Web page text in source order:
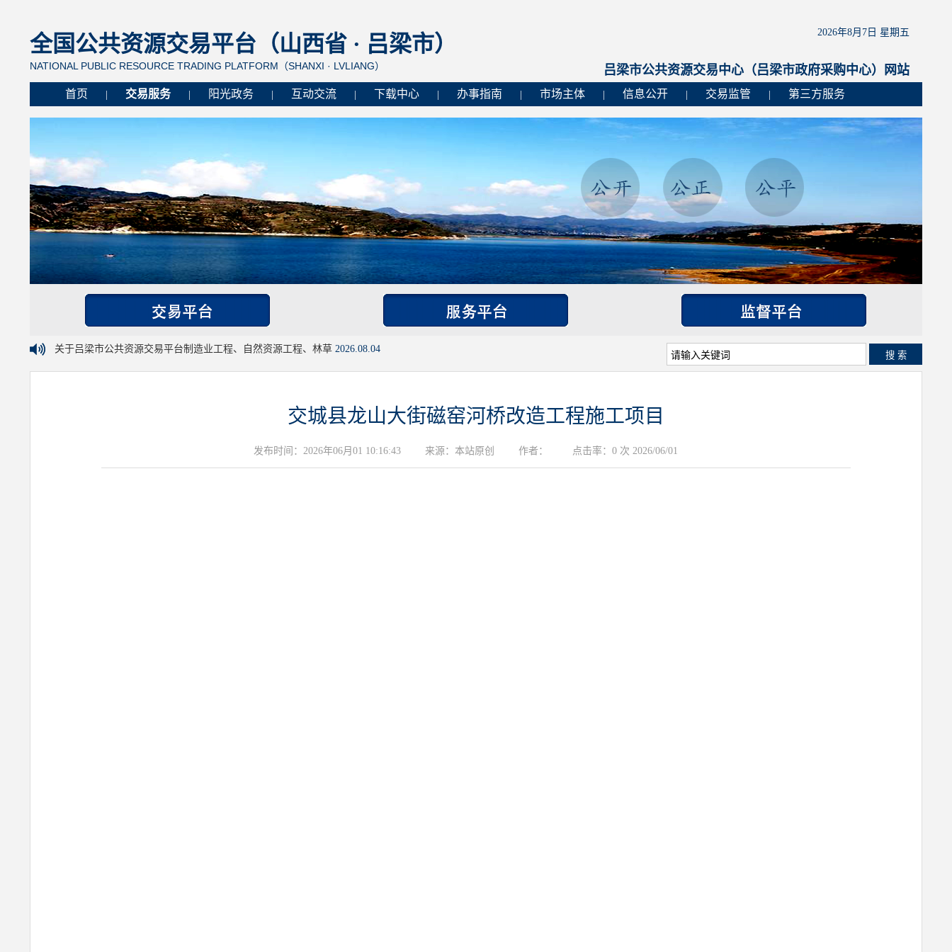
全国公共资源交易平台（山西省 · 吕梁市）
NATIONAL PUBLIC RESOURCE TRADING PLATFORM（SHANXI · LVLIANG）
2026年8月7日 星期五
吕梁市公共资源交易中心（吕梁市政府采购中心）网站
首页 交易服务 阳光政务 互动交流 下载中心 办事指南 市场主体 信息公开 交易监管 第三方服务
关于吕梁市公共资源交易平台制造业工程、自然资源工程、林草 2026.08.04
搜 索
交城县龙山大街磁窑河桥改造工程施工项目
发布时间：2026年06月01 10:16:43 来源：本站原创 作者： 点击率：0 次 2026/06/01